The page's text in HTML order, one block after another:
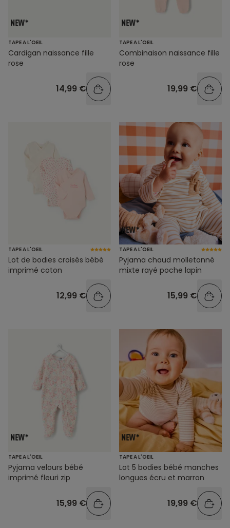
TAPE A L'OEIL
Cardigan naissance fille
rose
14,99 €
TAPE A L'OEIL
Combinaison naissance fille
rose
19,99 €
TAPE A L'OEIL
Lot de bodies croisés bébé
imprimé coton
12,99 €
TAPE A L'OEIL
Pyjama chaud molletonné
mixte rayé poche lapin
15,99 €
TAPE A L'OEIL
Pyjama velours bébé
imprimé fleuri zip
15,99 €
TAPE A L'OEIL
Lot 5 bodies bébé manches
longues écru et marron
19,99 €